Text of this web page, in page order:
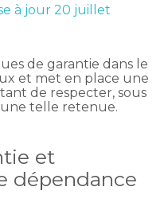
à jour 20 juillet
de garantie dans le
et met en place une
de respecter, sous
telle retenue.
et
dépendance